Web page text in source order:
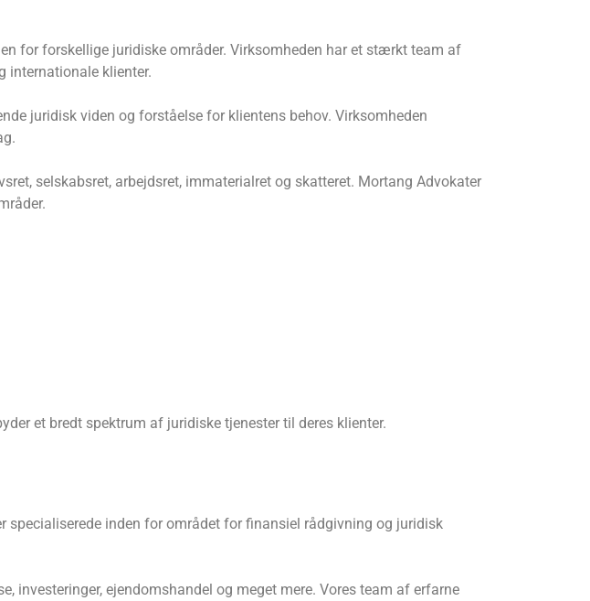
for forskellige juridiske områder. Virksomheden har et stærkt team af
internationale klienter.
juridisk viden og forståelse for klientens behov. Virksomheden
selskabsret, arbejdsret, immaterialret og skatteret. Mortang Advokater
et bredt spektrum af juridiske tjenester til deres klienter.
specialiserede inden for området for finansiel rådgivning og juridisk
investeringer, ejendomshandel og meget mere. Vores team af erfarne